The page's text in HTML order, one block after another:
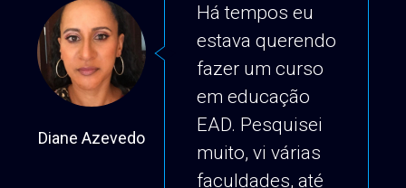
Há tempos eu
estava querendo
fazer um curso
em educação
EAD. Pesquisei
muito, vi várias
faculdades, até
Diane Azevedo